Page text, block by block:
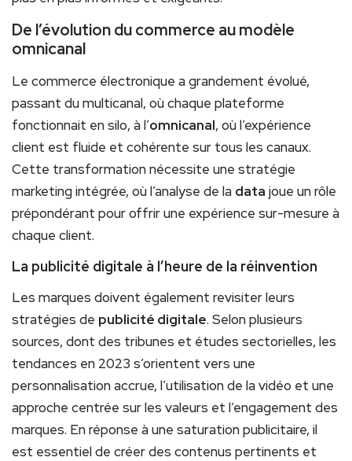
De l’évolution du commerce au modèle
omnicanal
Le commerce électronique a grandement évolué,
passant du multicanal, où chaque plateforme
fonctionnait en silo, à l’omnicanal, où l’expérience
client est fluide et cohérente sur tous les canaux.
Cette transformation nécessite une stratégie
marketing intégrée, où l’analyse de la data joue un rôle
prépondérant pour offrir une expérience sur-mesure à
chaque client.
La publicité digitale à l’heure de la réinvention
Les marques doivent également revisiter leurs
stratégies de publicité digitale. Selon plusieurs
sources, dont des tribunes et études sectorielles, les
tendances en 2023 s’orientent vers une
personnalisation accrue, l’utilisation de la vidéo et une
approche centrée sur les valeurs et l’engagement des
marques. En réponse à une saturation publicitaire, il
est essentiel de créer des contenus pertinents et